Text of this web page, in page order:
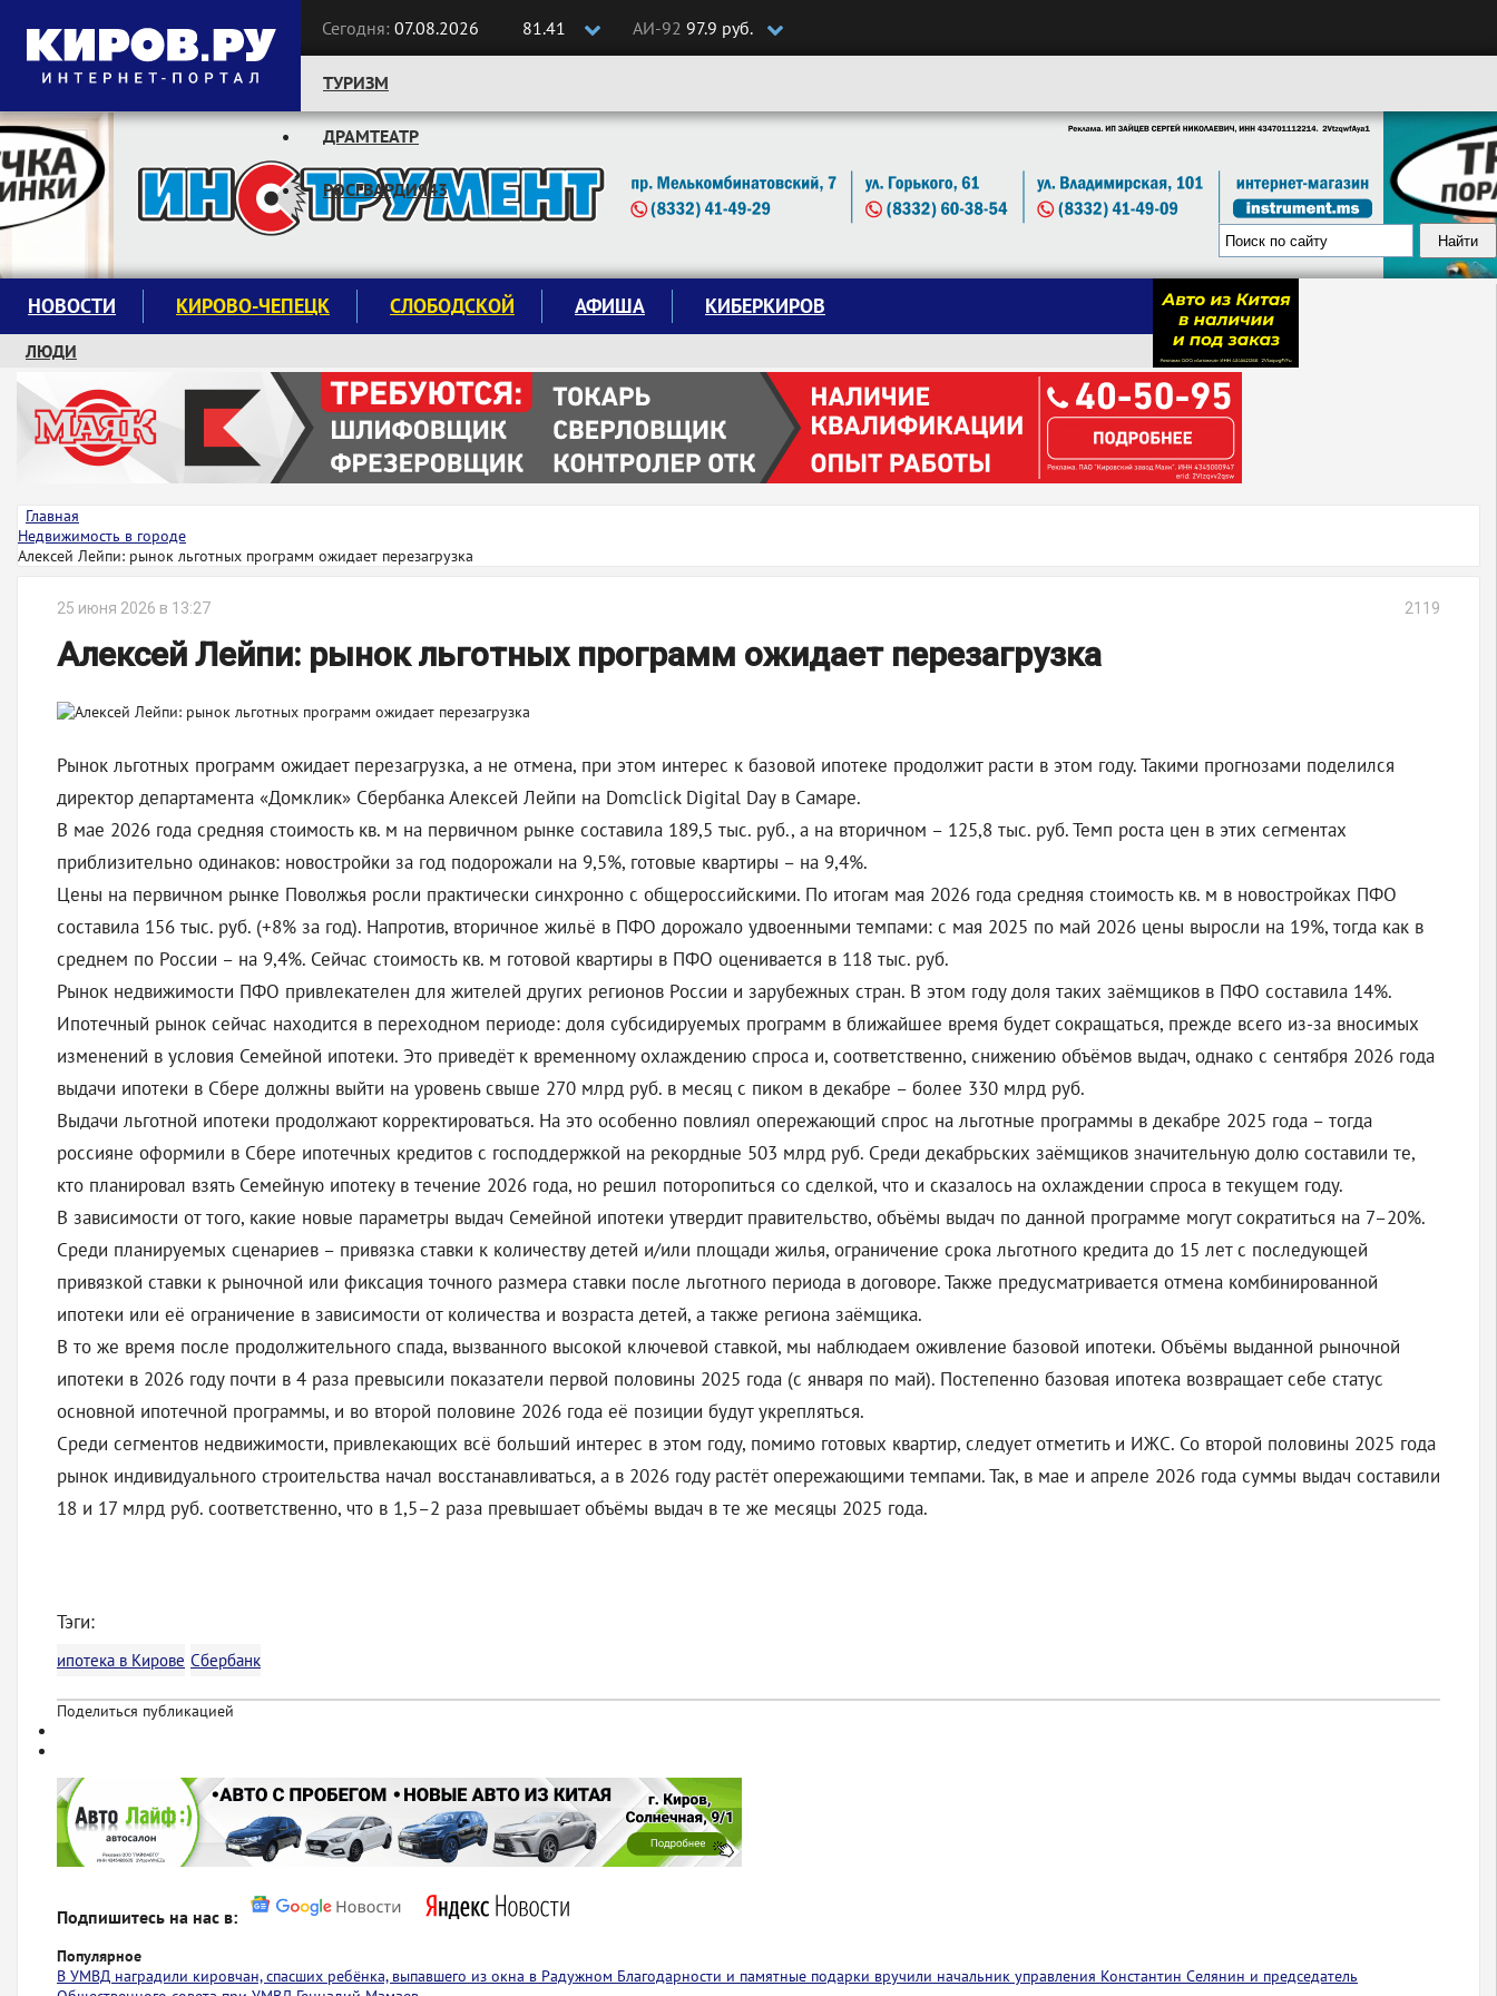
Сегодня: 07.08.2026 81.41 АИ-92 97.9 руб.
Следите за новостями:
ТУРИЗМ
ДРАМТЕАТР
РОСГВАРДИЯ43
НОВОСТИ КИРОВО-ЧЕПЕЦК СЛОБОДСКОЙ АФИША КИБЕРКИРОВ
ЛЮДИ
КРУЖКИ И СЕКЦИИ
ЗАВОДУ "МАЯК" 85 ЛЕТ
ЭКОЛОГИЯ
Главная
Недвижимость в городе
Алексей Лейпи: рынок льготных программ ожидает перезагрузка
25 июня 2026 в 13:27 2119
Алексей Лейпи: рынок льготных программ ожидает перезагрузка
Рынок льготных программ ожидает перезагрузка, а не отмена, при этом интерес к базовой ипотеке продолжит расти в этом году. Такими прогнозами поделился
директор департамента «Домклик» Сбербанка Алексей Лейпи на Domclick Digital Day в Самаре.
В мае 2026 года средняя стоимость кв. м на первичном рынке составила 189,5 тыс. руб., а на вторичном – 125,8 тыс. руб. Темп роста цен в этих сегментах
приблизительно одинаков: новостройки за год подорожали на 9,5%, готовые квартиры – на 9,4%.
Цены на первичном рынке Поволжья росли практически синхронно с общероссийскими. По итогам мая 2026 года средняя стоимость кв. м в новостройках ПФО
составила 156 тыс. руб. (+8% за год). Напротив, вторичное жильё в ПФО дорожало удвоенными темпами: с мая 2025 по май 2026 цены выросли на 19%, тогда как в
среднем по России – на 9,4%. Сейчас стоимость кв. м готовой квартиры в ПФО оценивается в 118 тыс. руб.
Рынок недвижимости ПФО привлекателен для жителей других регионов России и зарубежных стран. В этом году доля таких заёмщиков в ПФО составила 14%.
Ипотечный рынок сейчас находится в переходном периоде: доля субсидируемых программ в ближайшее время будет сокращаться, прежде всего из-за вносимых
изменений в условия Семейной ипотеки. Это приведёт к временному охлаждению спроса и, соответственно, снижению объёмов выдач, однако с сентября 2026 года
выдачи ипотеки в Сбере должны выйти на уровень свыше 270 млрд руб. в месяц с пиком в декабре – более 330 млрд руб.
Выдачи льготной ипотеки продолжают корректироваться. На это особенно повлиял опережающий спрос на льготные программы в декабре 2025 года – тогда
россияне оформили в Сбере ипотечных кредитов с господдержкой на рекордные 503 млрд руб. Среди декабрьских заёмщиков значительную долю составили те,
кто планировал взять Семейную ипотеку в течение 2026 года, но решил поторопиться со сделкой, что и сказалось на охлаждении спроса в текущем году.
В зависимости от того, какие новые параметры выдач Семейной ипотеки утвердит правительство, объёмы выдач по данной программе могут сократиться на 7–20%.
Среди планируемых сценариев – привязка ставки к количеству детей и/или площади жилья, ограничение срока льготного кредита до 15 лет с последующей
привязкой ставки к рыночной или фиксация точного размера ставки после льготного периода в договоре. Также предусматривается отмена комбинированной
ипотеки или её ограничение в зависимости от количества и возраста детей, а также региона заёмщика.
В то же время после продолжительного спада, вызванного высокой ключевой ставкой, мы наблюдаем оживление базовой ипотеки. Объёмы выданной рыночной
ипотеки в 2026 году почти в 4 раза превысили показатели первой половины 2025 года (с января по май). Постепенно базовая ипотека возвращает себе статус
основной ипотечной программы, и во второй половине 2026 года её позиции будут укрепляться.
Среди сегментов недвижимости, привлекающих всё больший интерес в этом году, помимо готовых квартир, следует отметить и ИЖС. Со второй половины 2025 года
рынок индивидуального строительства начал восстанавливаться, а в 2026 году растёт опережающими темпами. Так, в мае и апреле 2026 года суммы выдач составили
18 и 17 млрд руб. соответственно, что в 1,5–2 раза превышает объёмы выдач в те же месяцы 2025 года.
Тэги:
ипотека в Кирове Сбербанк
Поделиться публикацией
Подпишитесь на нас в:
Популярное
В УМВД наградили кировчан, спасших ребёнка, выпавшего из окна в Радужном Благодарности и памятные подарки вручили начальник управления Константин Селянин и председатель